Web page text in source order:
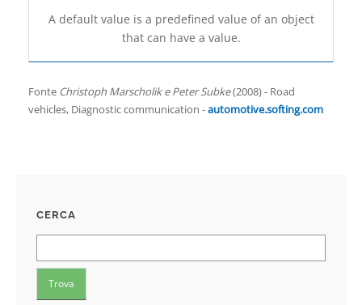
A default value is a predefined value of an object
that can have a value.
Fonte Christoph Marscholik e Peter Subke(2008) - Road
vehicles, Diagnostic communication -automotive.softing.com
CERCA